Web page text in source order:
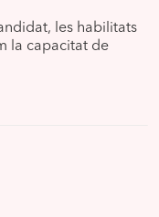
les habilitats
la capacitat de